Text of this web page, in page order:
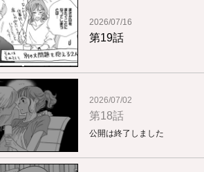
2026/07/16
第19話
2026/07/02
第18話
公開は終了しました